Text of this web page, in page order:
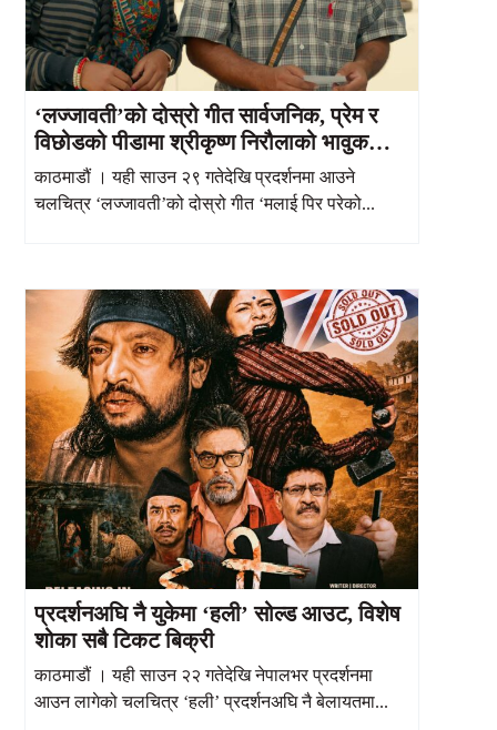
‘लज्जावती’को दोस्रो गीत सार्वजनिक, प्रेम र
विछोडको पीडामा श्रीकृष्ण निरौलाको भावुक
अभिनय
काठमाडौं । यही साउन २९ गतेदेखि प्रदर्शनमा आउने
चलचित्र ‘लज्जावती’को दोस्रो गीत ‘मलाई पिर परेको...
प्रदर्शनअघि नै युकेमा ‘हली’ सोल्ड आउट, विशेष
शोका सबै टिकट बिक्री
काठमाडौं । यही साउन २२ गतेदेखि नेपालभर प्रदर्शनमा
आउन लागेको चलचित्र ‘हली’ प्रदर्शनअघि नै बेलायतमा...